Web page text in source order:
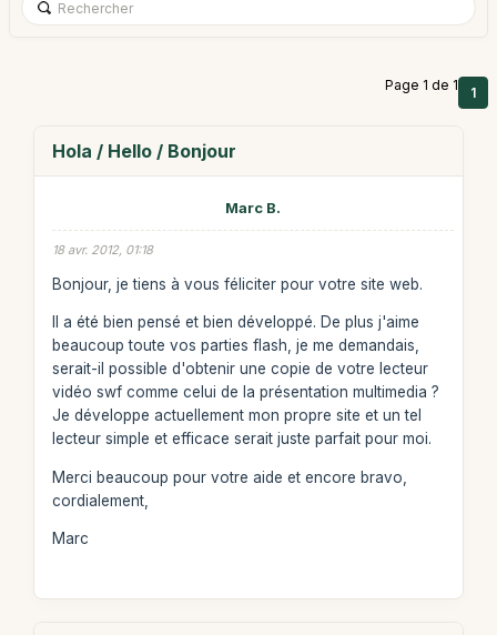
Page 1 de 1 1
Hola / Hello / Bonjour
Marc B.
18 avr. 2012, 01:18
Bonjour, je tiens à vous féliciter pour votre site web.
Il a été bien pensé et bien développé. De plus j'aime
beaucoup toute vos parties flash, je me demandais,
serait-il possible d'obtenir une copie de votre lecteur
vidéo swf comme celui de la présentation multimedia ?
Je développe actuellement mon propre site et un tel
lecteur simple et efficace serait juste parfait pour moi.
Merci beaucoup pour votre aide et encore bravo,
cordialement,
Marc